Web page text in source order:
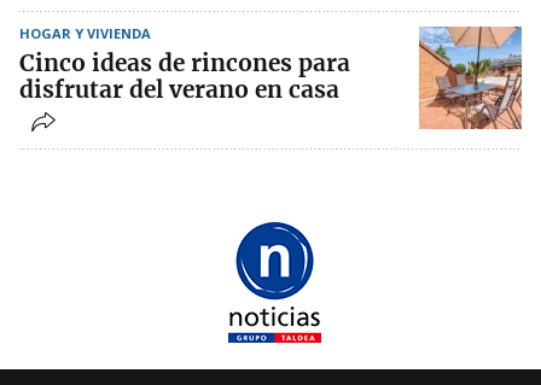
HOGAR Y VIVIENDA
Cinco ideas de rincones para
disfrutar del verano en casa